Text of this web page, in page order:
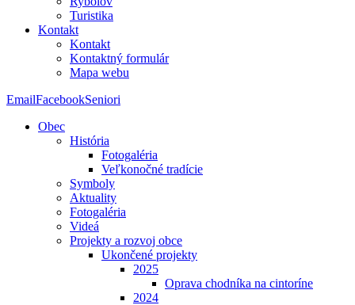
Turistika
Kontakt
Kontakt
Kontaktný formulár
Mapa webu
EmailFacebookSeniori
Obec
História
Fotogaléria
Veľkonočné tradície
Symboly
Aktuality
Fotogaléria
Videá
Projekty a rozvoj obce
Ukončené projekty
2025
Oprava chodníka na cintoríne
2024